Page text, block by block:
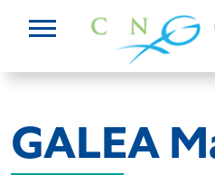
GALEA